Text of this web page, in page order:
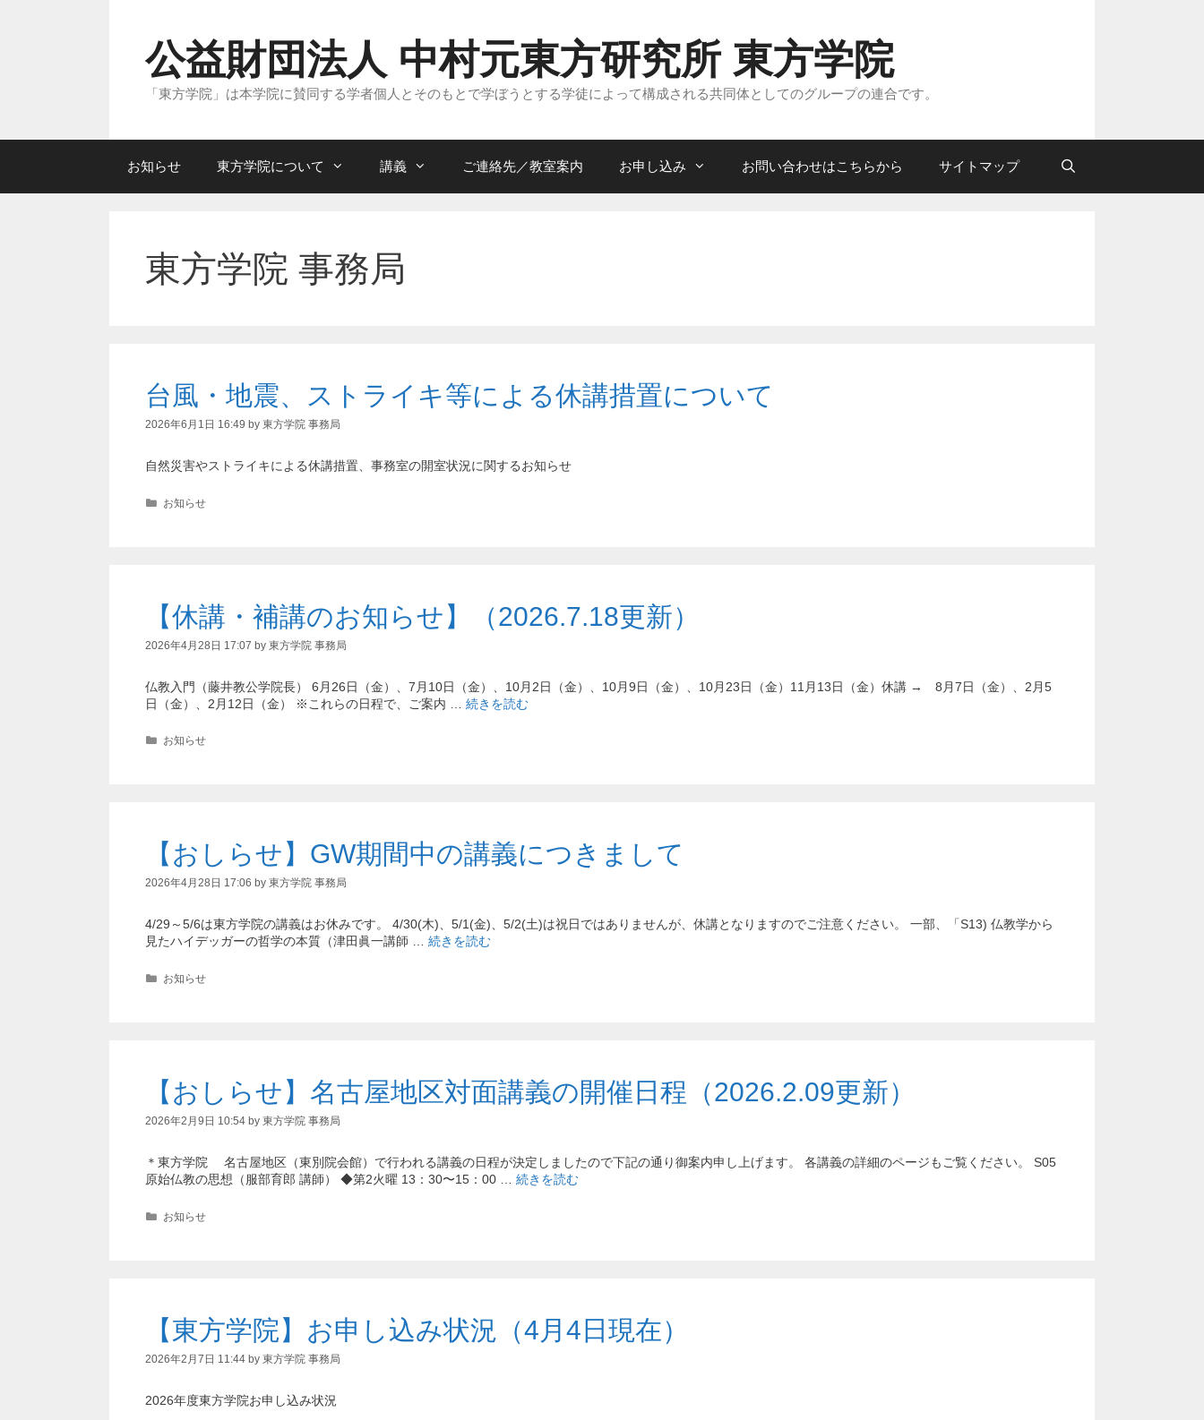
ッ
公益財団法人 中村元東方研究所 東方学院
「東方学院」は本学院に賛同する学者個人とそのもとで学ぼうとする学徒によって構成される共同体としてのグループの連合です。
お知らせ 東方学院について 講義 ご連絡先／教室案内 お申し込み お問い合わせはこちらから サイトマップ
東方学院 事務局
台風・地震、ストライキ等による休講措置について
2026年6月1日 16:49 by 東方学院 事務局
自然災害やストライキによる休講措置、事務室の開室状況に関するお知らせ
カ
お知らせ
【休講・補講のお知らせ】（2026.7.18更新）
2026年4月28日 17:07 by 東方学院 事務局
仏教入門（藤井教公学院長） 6月26日（金）、7月10日（金）、10月2日（金）、10月9日（金）、10月23日（金）11月13日（金）休講 → 8月7日（金）、2月5
日（金）、2月12日（金） ※これらの日程で、ご案内 … 続きを読む
カ
お知らせ
【おしらせ】GW期間中の講義につきまして
2026年4月28日 17:06 by 東方学院 事務局
4/29～5/6は東方学院の講義はお休みです。 4/30(木)、5/1(金)、5/2(土)は祝日ではありませんが、休講となりますのでご注意ください。 一部、「S13) 仏教学から
見たハイデッガーの哲学の本質（津田眞一講師 … 続きを読む
カ
お知らせ
【おしらせ】名古屋地区対面講義の開催日程（2026.2.09更新）
2026年2月9日 10:54 by 東方学院 事務局
＊東方学院 名古屋地区（東別院会館）で行われる講義の日程が決定しましたので下記の通り御案内申し上げます。 各講義の詳細のページもご覧ください。 S05
原始仏教の思想（服部育郎 講師） ◆第2火曜 13：30〜15：00 … 続きを読む
カ
お知らせ
【東方学院】お申し込み状況（4月4日現在）
2026年2月7日 11:44 by 東方学院 事務局
2026年度東方学院お申し込み状況